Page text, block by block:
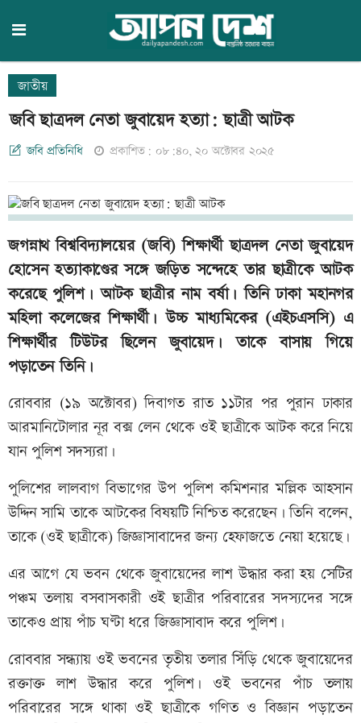
জাতীয়
জবি ছাত্রদল নেতা জুবায়েদ হত্যা: ছাত্রী আটক
জবি প্রতিনিধি প্রকাশিত: ০৮:৪০, ২০ অক্টোবর ২০২৫
জগন্নাথ বিশ্ববিদ্যালয়ের (জবি) শিক্ষার্থী ছাত্রদল নেতা জুবায়েদ
হোসেন হত্যাকাণ্ডের সঙ্গে জড়িত সন্দেহে তার ছাত্রীকে আটক
করেছে পুলিশ। আটক ছাত্রীর নাম বর্ষা। তিনি ঢাকা মহানগর
মহিলা কলেজের শিক্ষার্থী। উচ্চ মাধ্যমিকের (এইচএসসি) এ
শিক্ষার্থীর টিউটর ছিলেন জুবায়েদ। তাকে বাসায় গিয়ে
পড়াতেন তিনি।
রোববার (১৯ অক্টোবর) দিবাগত রাত ১১টার পর পুরান ঢাকার
আরমানিটোলার নূর বক্স লেন থেকে ওই ছাত্রীকে আটক করে নিয়ে
যান পুলিশ সদস্যরা।
পুলিশের লালবাগ বিভাগের উপ পুলিশ কমিশনার মল্লিক আহসান
উদ্দিন সামি তাকে আটকের বিষয়টি নিশ্চিত করেছেন। তিনি বলেন,
তাকে (ওই ছাত্রীকে) জিজ্ঞাসাবাদের জন্য হেফাজতে নেয়া হয়েছে।
এর আগে যে ভবন থেকে জুবায়েদের লাশ উদ্ধার করা হয় সেটির
পঞ্চম তলায় বসবাসকারী ওই ছাত্রীর পরিবারের সদস্যদের সঙ্গে
তাকেও প্রায় পাঁচ ঘণ্টা ধরে জিজ্ঞাসাবাদ করে পুলিশ।
রোববার সন্ধ্যায় ওই ভবনের তৃতীয় তলার সিঁড়ি থেকে জুবায়েদের
রক্তাক্ত লাশ উদ্ধার করে পুলিশ। ওই ভবনের পাঁচ তলায়
পরিবারের সঙ্গে থাকা ওই ছাত্রীকে গণিত ও বিজ্ঞান পড়াতেন